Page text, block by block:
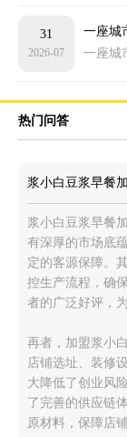
31
2026-07
一座城
一座城
热门问答
浆小白豆浆早餐
浆小白豆浆早餐
有深厚的市场底
定的客源保障。
控生产流程，确
者的广泛好评，
再者，加盟浆小
店铺选址、装修
大降低了创业风
了完善的供应链
原材料，保障店